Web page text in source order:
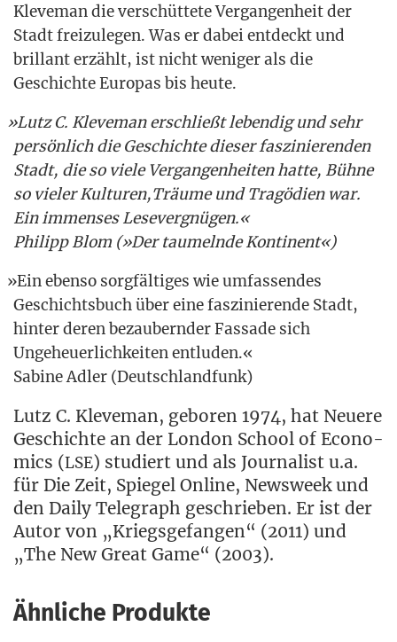
Kle­ve­man die ver­schüt­te­te Ver­gan­gen­heit der
Stadt frei­zu­le­gen. Was er dabei ent­deckt und
bril­lant erzählt, ist nicht weni­ger als die
Geschich­te Euro­pas bis heute.
»Lutz C. Kle­ve­man erschließt leben­dig und sehr
per­sön­lich die Geschich­te die­ser fas­zi­nie­ren­den
Stadt, die so vie­le Ver­gan­gen­hei­ten hat­te, Büh­ne
so vie­ler Kulturen,Träume und Tra­gö­di­en war.
Ein immenses Lesevergnügen.«
Phil­ipp Blom (»Der tau­meln­de Kontinent«)
»Ein eben­so sorg­fäl­ti­ges wie umfas­sen­des
Geschichts­buch über eine fas­zi­nie­ren­de Stadt,
hin­ter deren bezau­bern­der Fas­sa­de sich
Unge­heu­er­lich­kei­ten entluden.«
Sabi­ne Adler (Deutsch­land­funk)
Lutz C. Kle­ve­man, gebo­ren 1974, hat Neue­re
Geschich­te an der Lon­don School of Eco­no­
mics (LSE) stu­diert und als Jour­na­list u.a.
für Die Zeit, Spie­gel Online, News­week und
den Dai­ly Tele­graph geschrie­ben. Er ist der
Autor von „Kriegs­ge­fan­gen“ (2011) und
„The New Gre­at Game“ (2003).
Ähnliche Produkte